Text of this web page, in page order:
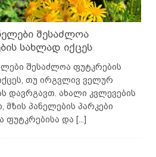
შესაძლოა
სახლად იქცეს
შესაძლოა ფუტკრების
თუ ირგვლივ ველურ
დავრგავთ. ახალი კვლევების
მზის პანელების პარკები
ფუტკრებისა და [...]